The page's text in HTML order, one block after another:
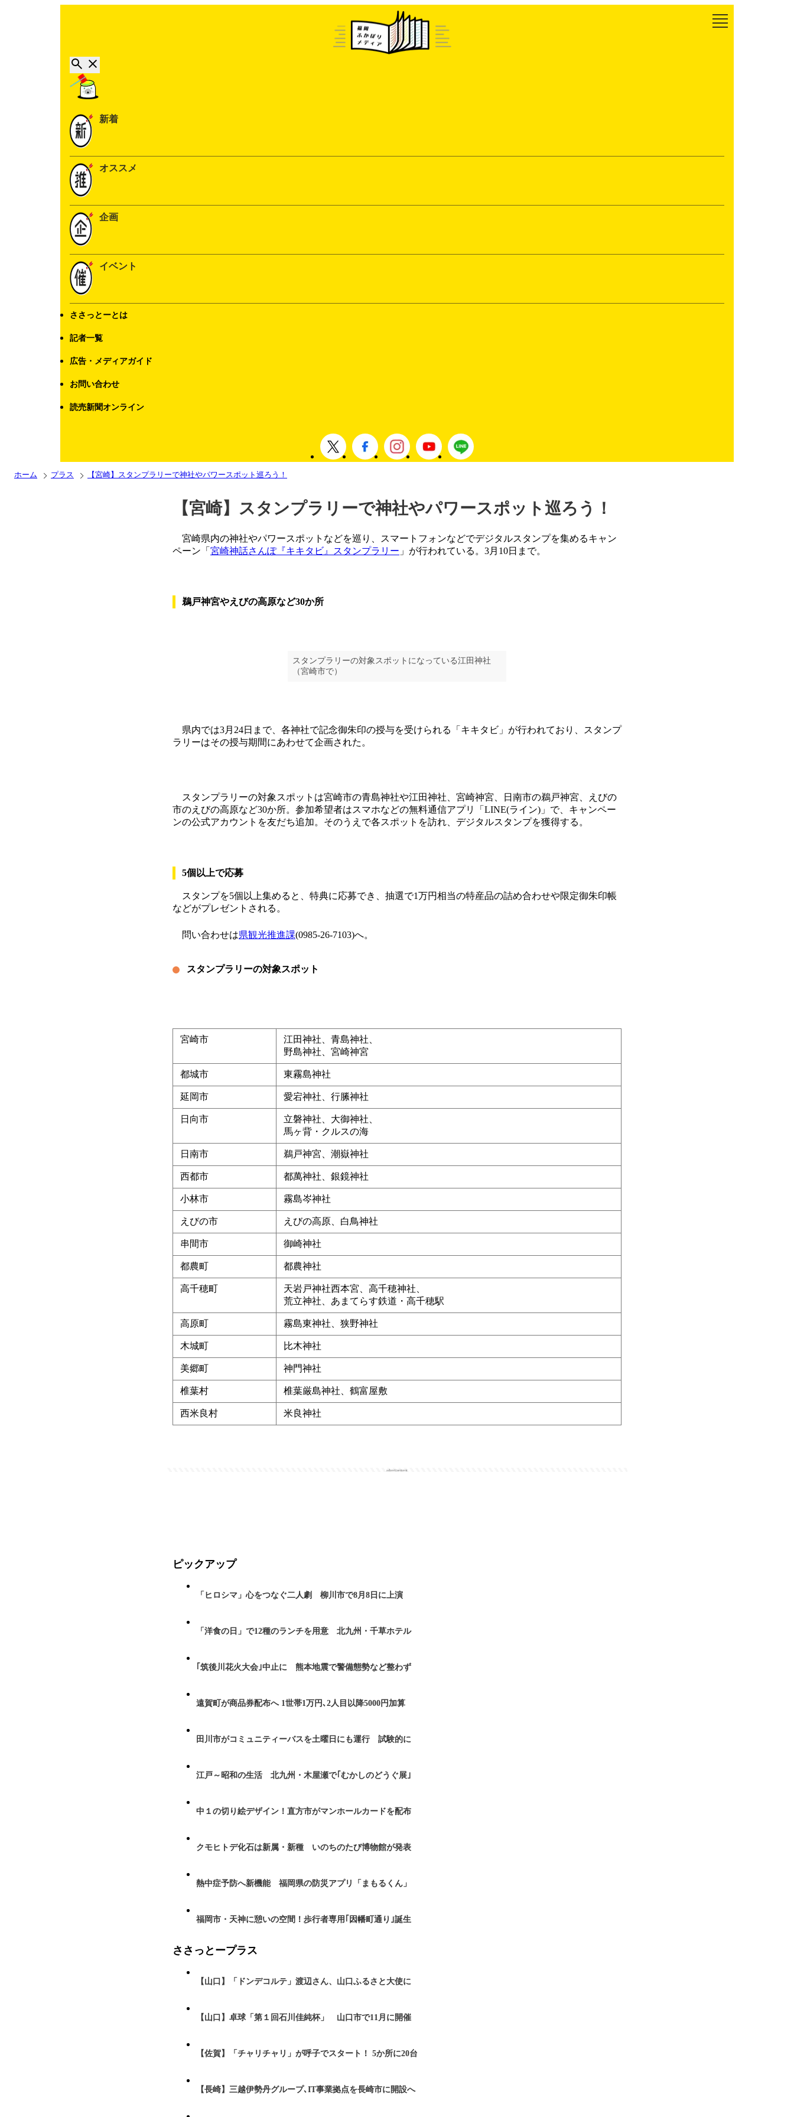
新着
オススメ
企画
イベント
ささっとーとは
記者一覧
広告・メディアガイド
お問い合わせ
読売新聞オンライン
ホーム プラス 【宮崎】スタンプラリーで神社やパワースポット巡ろう！
【宮崎】スタンプラリーで神社やパワースポット巡ろう！
宮崎県内の神社やパワースポットなどを巡り、スマートフォンなどでデジタルスタンプを集めるキャン
ペーン「 宮崎神話さんぽ『キキタビ』スタンプラリー 」が行われている。3月10日まで。
鵜戸神宮やえびの高原など30か所
スタンプラリーの対象スポットになっている江田神社
（宮崎市で）
県内では3月24日まで、各神社で記念御朱印の授与を受けられる「キキタビ」が行われており、スタンプ
ラリーはその授与期間にあわせて企画された。
スタンプラリーの対象スポットは宮崎市の青島神社や江田神社、宮崎神宮、日南市の鵜戸神宮、えびの
市のえびの高原など30か所。参加希望者はスマホなどの無料通信アプリ「LINE(ライン)」で、キャンペー
ンの公式アカウントを友だち追加。そのうえで各スポットを訪れ、デジタルスタンプを獲得する。
5個以上で応募
スタンプを5個以上集めると、特典に応募でき、抽選で1万円相当の特産品の詰め合わせや限定御朱印帳
などがプレゼントされる。
問い合わせは県観光推進課(0985-26-7103)へ。
スタンプラリーの対象スポット
宮崎市
江田神社、青島神社、
野島神社、宮崎神宮
都城市 東霧島神社
延岡市 愛宕神社、行縢神社
日向市
立磐神社、大御神社、
馬ヶ背・クルスの海
日南市 鵜戸神宮、潮嶽神社
西都市 都萬神社、銀鏡神社
小林市 霧島岑神社
えびの市 えびの高原、白鳥神社
串間市 御崎神社
都農町 都農神社
高千穂町
天岩戸神社西本宮、高千穂神社、
荒立神社、あまてらす鉄道・高千穂駅
高原町 霧島東神社、狭野神社
木城町 比木神社
美郷町 神門神社
椎葉村 椎葉厳島神社、鶴富屋敷
西米良村 米良神社
advertisement
ピックアップ
「ヒロシマ」心をつなぐ二人劇 柳川市で8月8日に上演
「洋食の日」で12種のランチを用意 北九州・千草ホテル
｢筑後川花火大会｣中止に 熊本地震で警備態勢など整わず
遠賀町が商品券配布へ 1世帯1万円､2人目以降5000円加算
田川市がコミュニティーバスを土曜日にも運行 試験的に
江戸～昭和の生活 北九州・木屋瀬で｢むかしのどうぐ展｣
中１の切り絵デザイン！直方市がマンホールカードを配布
クモヒトデ化石は新属・新種 いのちのたび博物館が発表
熱中症予防へ新機能 福岡県の防災アプリ「まもるくん」
福岡市・天神に憩いの空間！歩行者専用｢因幡町通り｣誕生
ささっとープラス
【山口】「ドンデコルテ」渡辺さん、山口ふるさと大使に
【山口】卓球「第１回石川佳純杯」 山口市で11月に開催
【佐賀】「チャリチャリ」が呼子でスタート！ 5か所に20台
【長崎】三越伊勢丹グループ､IT事業拠点を長崎市に開設へ